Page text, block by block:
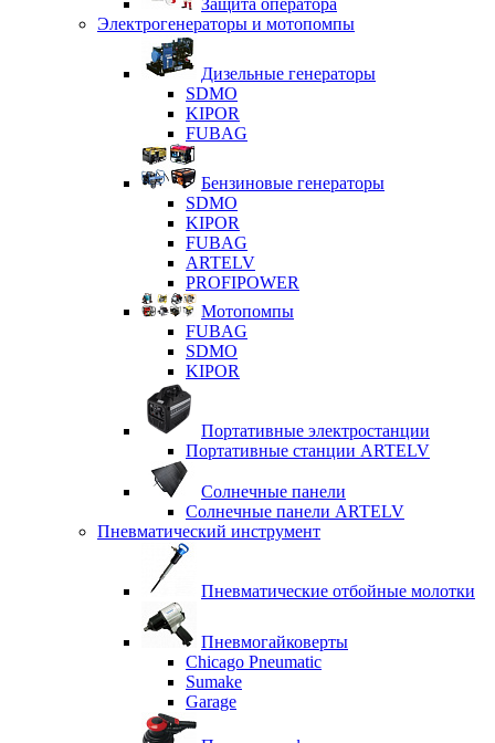
Электрогенераторы и мотопомпы
Дизельные генераторы
SDMO
KIPOR
FUBAG
Бензиновые генераторы
SDMO
KIPOR
FUBAG
ARTELV
PROFIPOWER
Мотопомпы
FUBAG
SDMO
KIPOR
Портативные электростанции
Портативные станции ARTELV
Солнечные панели
Солнечные панели ARTELV
Пневматический инструмент
Пневматические отбойные молотки
Пневмогайковерты
Chicago Pneumatic
Sumake
Garage